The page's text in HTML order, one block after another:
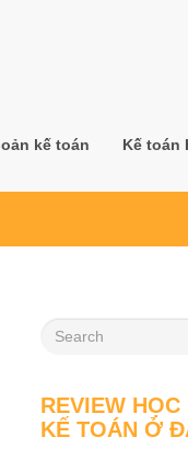
kế toán Kế toán
REVIEW
KẾ TOÁN Ở